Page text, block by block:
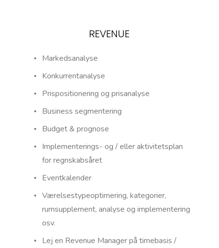
REVENUE
Markedsanalyse
Konkurrentanalyse
Prispositionering og prisanalyse
Business segmentering
Budget & prognose
Implementerings- og / eller aktivitetsplan
for regnskabsåret
Eventkalender
Værelsestypeoptimering, kategorier,
rumsupplement, analyse og implementering
osv.
Lej en Revenue Manager på timebasis /